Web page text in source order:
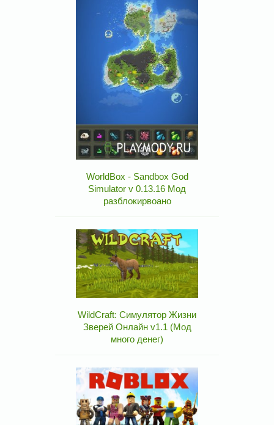
WorldBox - Sandbox God
Simulator v 0.13.16 Мод
разблокирвоано
WildCraft: Симулятор Жизни
Зверей Онлайн v1.1 (Мод
много денег)